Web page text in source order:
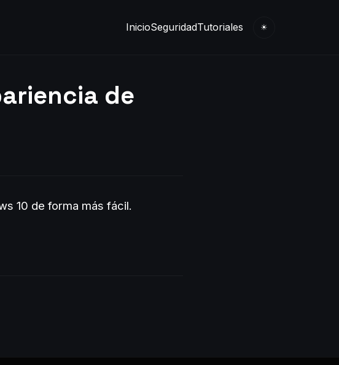
InicioSeguridadTutoriales ☀
de
10 de forma más fácil.